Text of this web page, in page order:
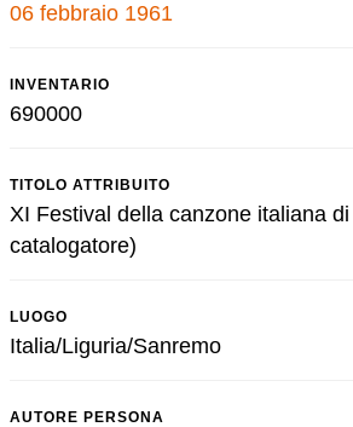
06 febbraio 1961
INVENTARIO
690000
TITOLO ATTRIBUITO
XI Festival della canzone italiana di
catalogatore)
LUOGO
Italia/Liguria/Sanremo
AUTORE PERSONA